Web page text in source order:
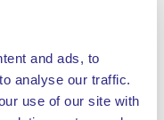
and ads, to
analyse our traffic.
use of our site with